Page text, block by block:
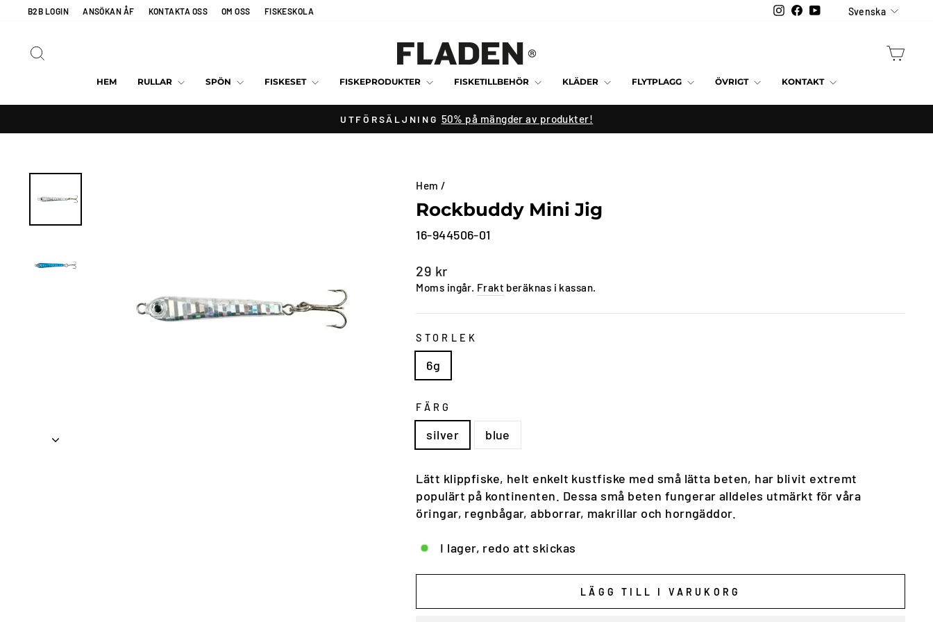
Hoppa
innehållet
B2B LOGIN ANSÖKAN ÅF KONTAKTA OSS OM OSS FISKESKOLA Instagram
Facebook
YouTubeSpråk
Svenska
HEM RULLAR SPÖN FISKESET FISKEPRODUKTER FISKETILLBEHÖR KLÄDER FLYTPLAGG ÖVRIGT KONTAKT
Pausa
UTFÖRSÄLJNING 50% på mängder av produkter!
Hem /
Rockbuddy Mini Jig
16-944506-01
Vanligt
pris
29 kr
Moms ingår. Frakt beräknas i kassan.
STORLEK
6g
FÄRG
silver blue
Lätt klippfiske, helt enkelt kustfiske med små lätta beten, har blivit extremt
populärt på kontinenten. Dessa små beten fungerar alldeles utmärkt för våra
öringar, regnbågar, abborrar, makrillar och horngäddor.
I lager, redo att skickas
LÄGG TILL I VARUKORG